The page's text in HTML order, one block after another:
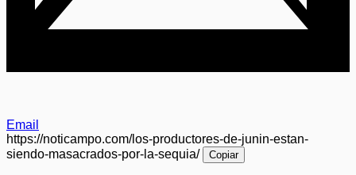
Email
https://noticampo.com/los-productores-de-junin-estan-
siendo-masacrados-por-la-sequia/
Copiar